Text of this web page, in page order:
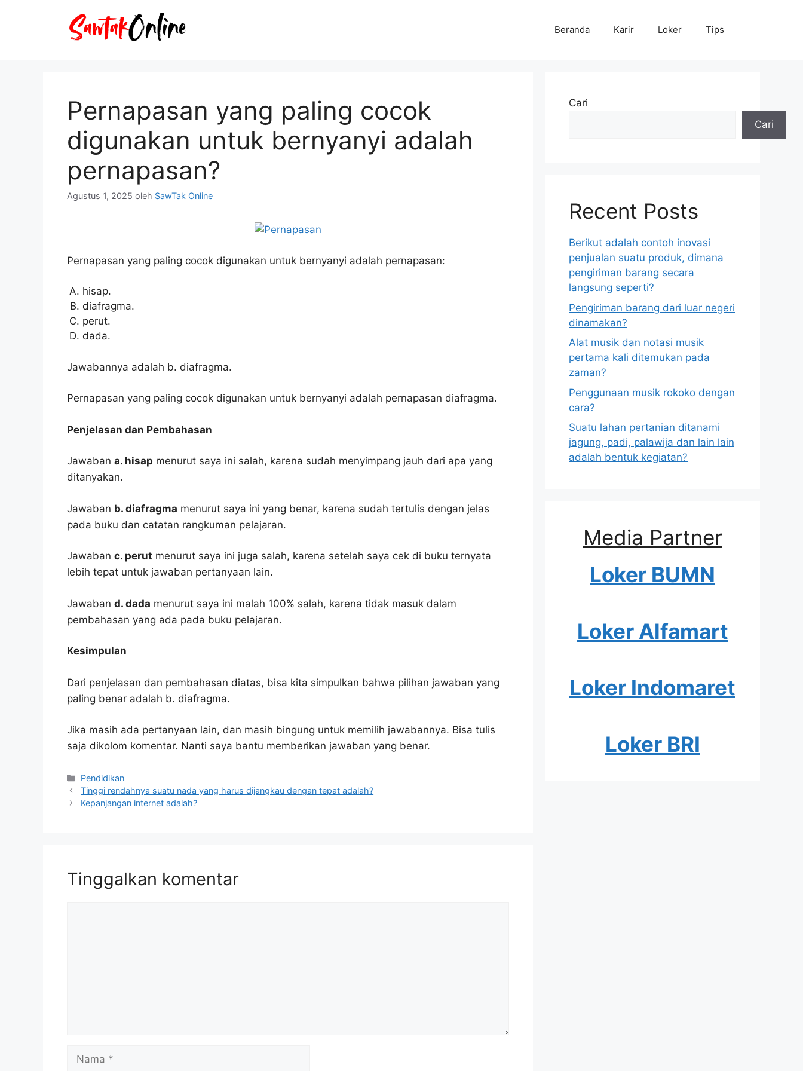
Beranda Karir Loker Tips
Pernapasan yang paling cocok
digunakan untuk bernyanyi adalah
pernapasan?
Agustus 1, 2025 oleh SawTak Online
Pernapasan yang paling cocok digunakan untuk bernyanyi adalah pernapasan:
hisap.
diafragma.
perut.
dada.
Jawabannya adalah b. diafragma.
Pernapasan yang paling cocok digunakan untuk bernyanyi adalah pernapasan diafragma.
Penjelasan dan Pembahasan
Jawaban a. hisap menurut saya ini salah, karena sudah menyimpang jauh dari apa yang
ditanyakan.
Jawaban b. diafragma menurut saya ini yang benar, karena sudah tertulis dengan jelas
pada buku dan catatan rangkuman pelajaran.
Jawaban c. perut menurut saya ini juga salah, karena setelah saya cek di buku ternyata
lebih tepat untuk jawaban pertanyaan lain.
Jawaban d. dada menurut saya ini malah 100% salah, karena tidak masuk dalam
pembahasan yang ada pada buku pelajaran.
Kesimpulan
Dari penjelasan dan pembahasan diatas, bisa kita simpulkan bahwa pilihan jawaban yang
paling benar adalah b. diafragma.
Jika masih ada pertanyaan lain, dan masih bingung untuk memilih jawabannya. Bisa tulis
saja dikolom komentar. Nanti saya bantu memberikan jawaban yang benar.
Kategori
Pendidikan
Tinggi rendahnya suatu nada yang harus dijangkau dengan tepat adalah?
Kepanjangan internet adalah?
Tinggalkan komentar
Nama
Cari
Cari
Recent Posts
Berikut adalah contoh inovasi
penjualan suatu produk, dimana
pengiriman barang secara
langsung seperti?
Pengiriman barang dari luar negeri
dinamakan?
Alat musik dan notasi musik
pertama kali ditemukan pada
zaman?
Penggunaan musik rokoko dengan
cara?
Suatu lahan pertanian ditanami
jagung, padi, palawija dan lain lain
adalah bentuk kegiatan?
Media Partner
Loker BUMN
Loker Alfamart
Loker Indomaret
Loker BRI